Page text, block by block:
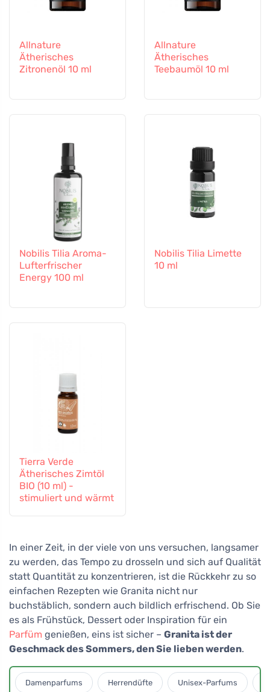
Allnature
Ätherisches
Zitronenöl 10 ml
Allnature
Ätherisches
Teebaumöl 10 ml
Nobilis Tilia Aroma-
Lufterfrischer
Energy 100 ml
Nobilis Tilia Limette
10 ml
Tierra Verde
Ätherisches Zimtöl
BIO (10 ml) -
stimuliert und wärmt
In einer Zeit, in der viele von uns versuchen, langsamer
zu werden, das Tempo zu drosseln und sich auf Qualität
statt Quantität zu konzentrieren, ist die Rückkehr zu so
einfachen Rezepten wie Granita nicht nur
buchstäblich, sondern auch bildlich erfrischend. Ob Sie
es als Frühstück, Dessert oder Inspiration für ein
Parfüm genießen, eins ist sicher – Granita ist der
Geschmack des Sommers, den Sie lieben werden.
Damenparfums Herrendüfte Unisex-Parfums